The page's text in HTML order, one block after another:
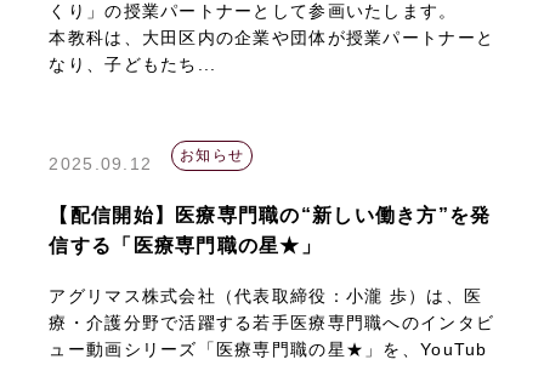
くり」の授業パートナーとして参画いたします。
本教科は、大田区内の企業や団体が授業パートナーと
なり、子どもたち...
2025.09.12 お知らせ
【配信開始】医療専門職の“新しい働き方”を発
信する「医療専門職の星★」
アグリマス株式会社（代表取締役：小瀧 歩）は、医
療・介護分野で活躍する若手医療専門職へのインタビ
ュー動画シリーズ「医療専門職の星★」を、YouTub